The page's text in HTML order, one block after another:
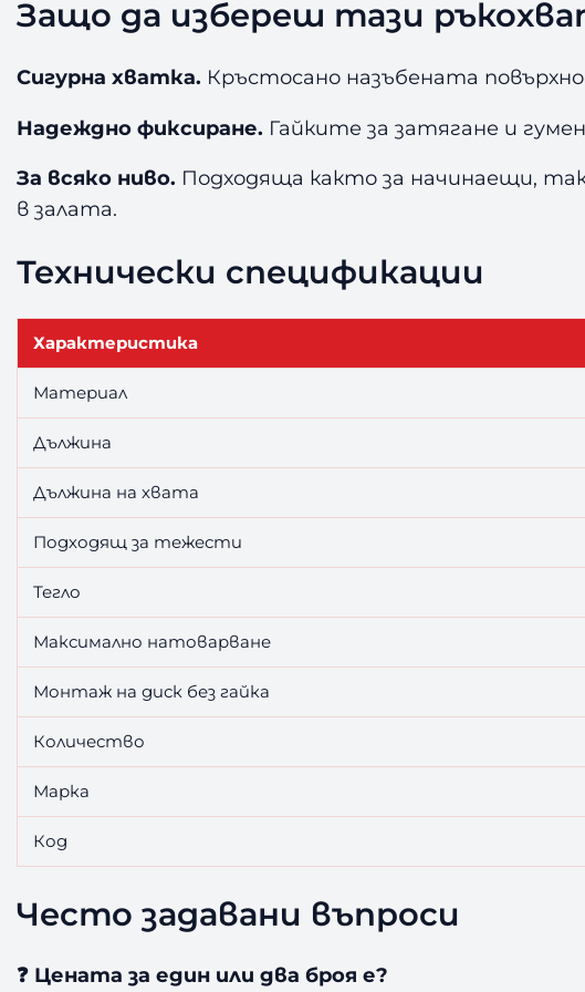
Защо да избереш тази
Сигурна хватка. Кръстосано назъбената
Надеждно фиксиране. Гайките за затягане и
За всяко ниво. Подходяща както за начинаещи,
в залата.
Технически спецификации
Характеристика
Материал
Дължина
Дължина на хвата
Подходящ за тежести
Тегло
Максимално натоварване
Монтаж на диск без гайка
Количество
Марка
Код
Често задавани въпроси
❓ Цената за един или два броя е?